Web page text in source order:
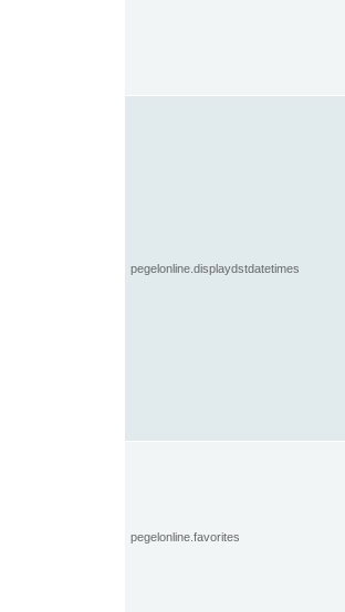
pegelonline.displaydstdatetimes
pegelonline.favorites